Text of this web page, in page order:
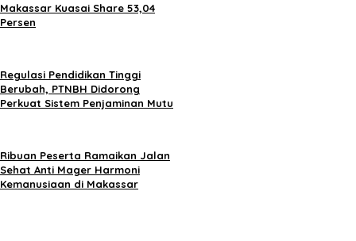
Makassar Kuasai Share 53,04
Persen
Regulasi Pendidikan Tinggi
Berubah, PTNBH Didorong
Perkuat Sistem Penjaminan Mutu
Ribuan Peserta Ramaikan Jalan
Sehat Anti Mager Harmoni
Kemanusiaan di Makassar